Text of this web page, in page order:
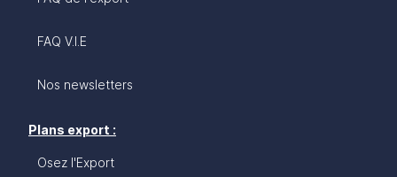
FAQ V.I.E
Nos newsletters
Plans export :
Osez l'Export